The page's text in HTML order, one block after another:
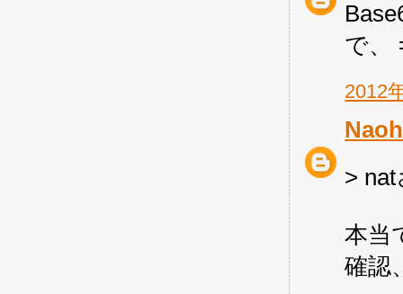
で、
2012
>
本当
確認